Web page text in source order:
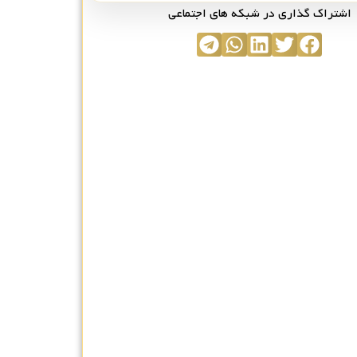
اشتراک گذاری در شبکه های اجتماعی